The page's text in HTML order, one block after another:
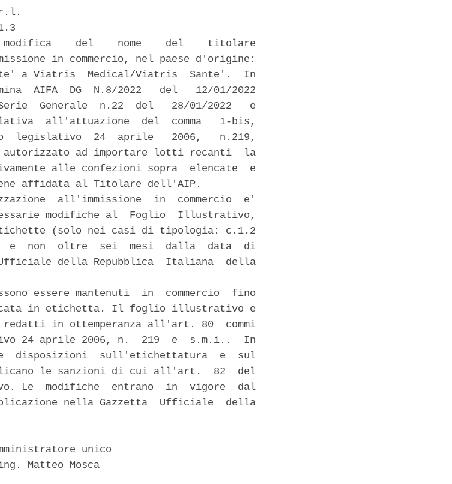
del    nome    del    titolare
in commercio, nel paese d'origine:
a Viatris  Medical/Viatris  Sante'.  In
AIFA  DG  N.8/2022   del   12/01/2022
Generale  n.22  del   28/01/2022   e
all'attuazione  del  comma   1-bis,
legislativo  24  aprile   2006,   n.219,
ad importare lotti recanti  la
alle confezioni sopra  elencate  e
affidata al Titolare dell'AIP.
all'immissione  in  commercio  e'
modifiche al  Foglio  Illustrativo,
(solo nei casi di tipologia: c.1.2
non  oltre  sei  mesi  dalla  data  di
Ufficiale della Repubblica  Italiana  della
essere mantenuti  in  commercio  fino
in etichetta. Il foglio illustrativo e
redatti in ottemperanza all'art. 80  commi
24 aprile 2006, n.  219  e  s.m.i..  In
disposizioni  sull'etichettatura  e  sul
le sanzioni di cui all'art.  82  del
Le  modifiche  entrano  in  vigore  dal
nella Gazzetta  Ufficiale  della
unico
Matteo Mosca